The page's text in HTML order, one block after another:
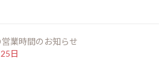
業時間のお知らせ
日